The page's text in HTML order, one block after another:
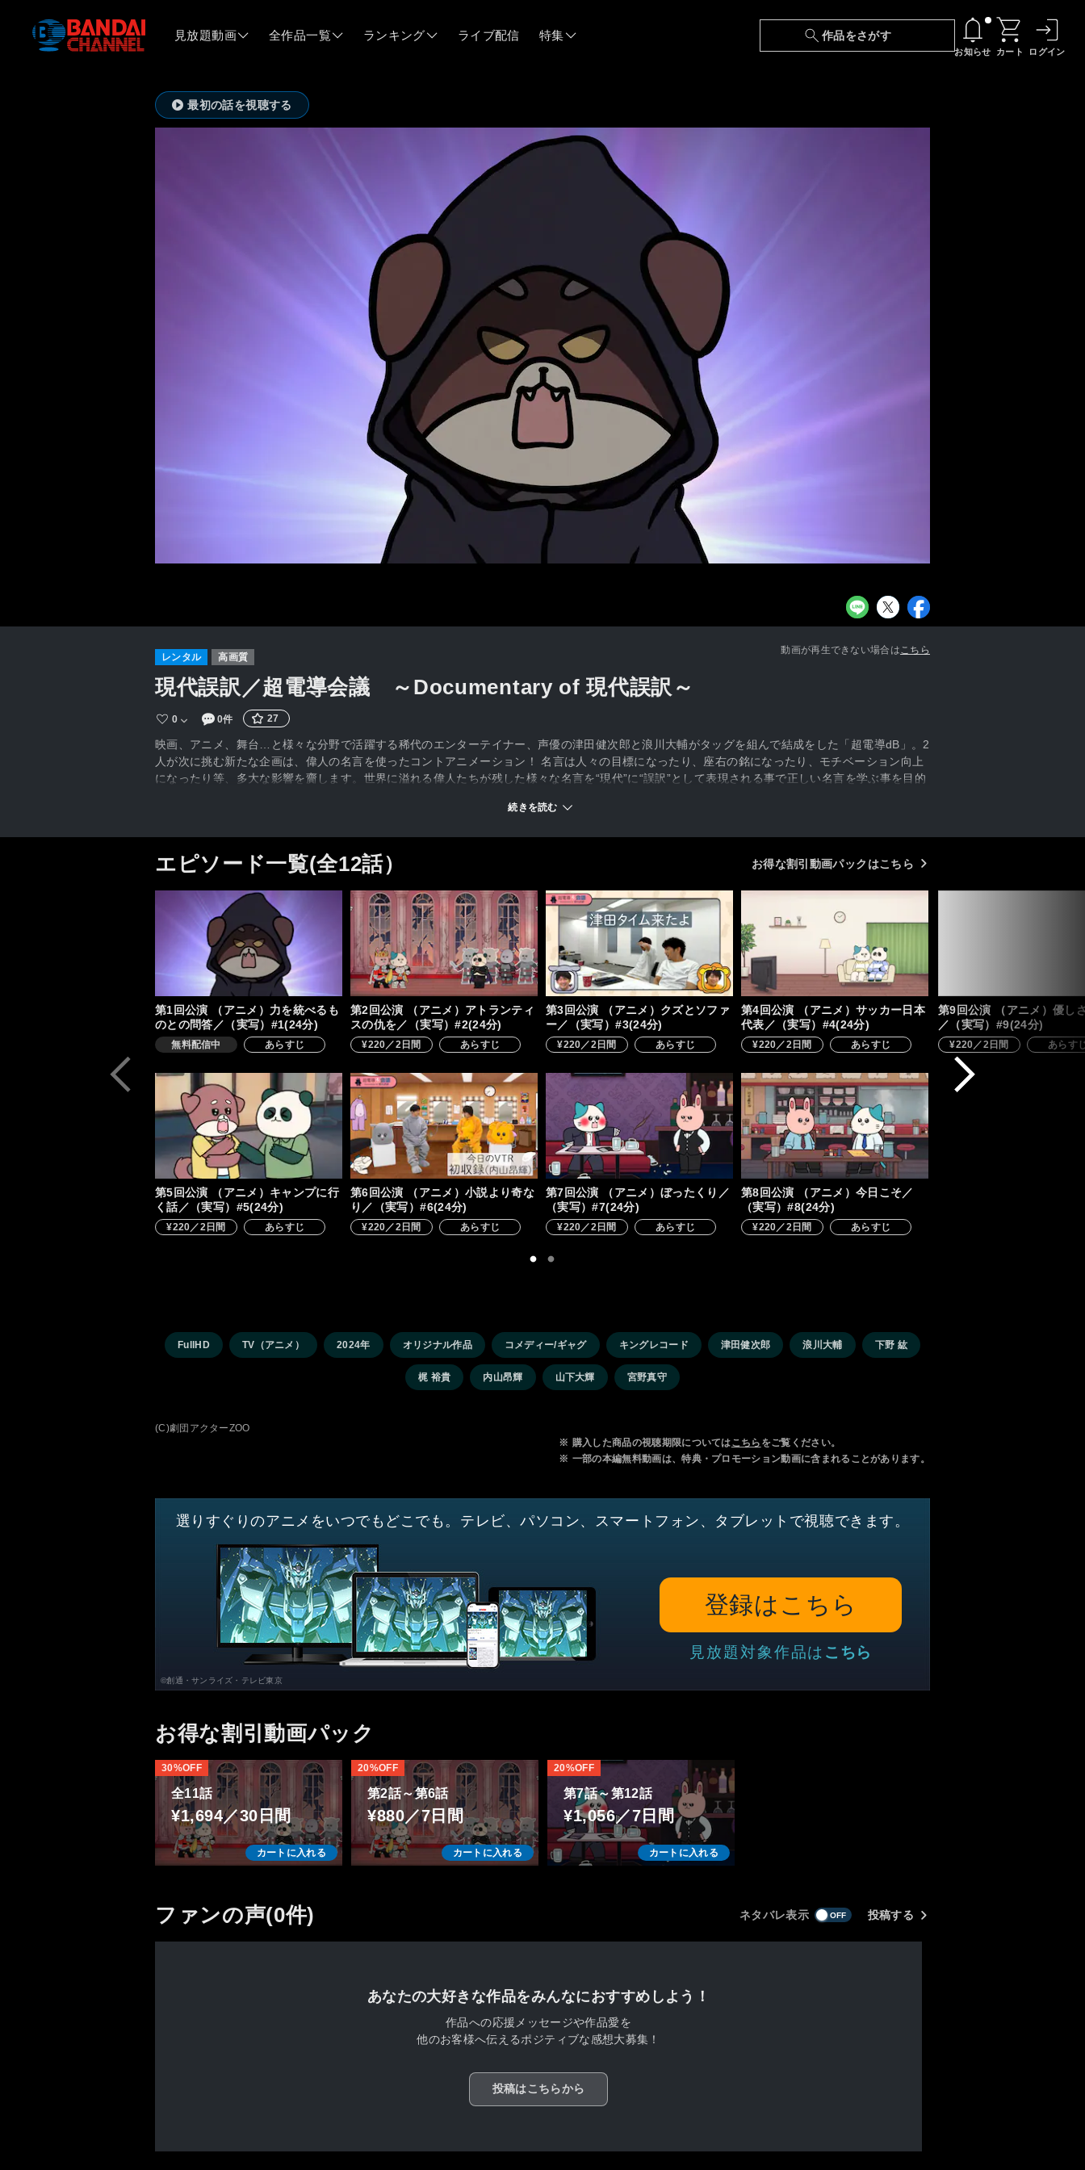
見放題動画 全作品一覧 ランキング ライブ配信 特集 作品をさがす
お知らせ
06/03
『最強の王様、二度目の人生は何をする？』第
05/21
05/14
らせ
04/28
【障害】Android TVにおける不具合に関しまし
て
カート ログイン
最初の話を視聴する
動画が再生できない場合はこちら
レンタル 高画質
現代誤訳／超電導会議 ～Documentary of 現代誤訳～
0 0件 27
映画、アニメ、舞台…と様々な分野で活躍する稀代のエンターテイナー、声優の津田健次郎と浪川大輔がタッグを組んで結成をした「超電導dB」。2
人が次に挑む新たな企画は、偉人の名言を使ったコントアニメーション！ 名言は人々の目標になったり、座右の銘になったり、モチベーション向上
になったり等、多大な影響を齎します。世界に溢れる偉人たちが残した様々な名言を“現代”に“誤訳”として表現される事で正しい名言を学ぶ事を目的
る実写ドキュメンタリーパート。“明日 、一歩成長出来そうな名言 ”に笑いとリアルを添えて、毎話どんな展開になるのか見逃せない！
続きを読む
エピソード一覧(全12話） お得な割引動画パックはこちら
第1回公演 （アニメ）力を統べるも
のとの問答／（実写）#1(24分)
無料配信中 あらすじ
第2回公演 （アニメ）アトランティ
スの仇を／（実写）#2(24分)
¥220／2日間 あらすじ
第3回公演 （アニメ）クズとソファ
ー／（実写）#3(24分)
¥220／2日間 あらすじ
第4回公演 （アニメ）サッカー日本
代表／（実写）#4(24分)
¥220／2日間 あらすじ
第5回公演 （アニメ）キャンプに行
く話／（実写）#5(24分)
¥220／2日間 あらすじ
第6回公演 （アニメ）小説より奇な
り／（実写）#6(24分)
¥220／2日間 あらすじ
第7回公演 （アニメ）ぼったくり／
（実写）#7(24分)
¥220／2日間 あらすじ
第8回公演 （アニメ）今日こそ／
（実写）#8(24分)
¥220／2日間 あらすじ
第9回公演 （アニメ）優し
／（実写）#9(24分)
¥220／2日間 あらす
FullHD TV（アニメ） 2024年 オリジナル作品 コメディー/ギャグ キングレコード 津田健次郎 浪川大輔 下野 紘
梶 裕貴 内山昂輝 山下大輝 宮野真守
(C)劇団アクターZOO
※ 購入した商品の視聴期限についてはこちら をご覧ください。
※ 一部の本編無料動画は、特典・プロモーション動画に含まれることがあります。
選りすぐりのアニメをいつでもどこでも。テレビ、パソコン、スマートフォン、タブレットで視聴できます。
登録はこちら
見放題対象作品は こちら
©創通・サンライズ・テレビ東京
お得な割引動画パック
全11話
¥1,694／30日間
カートに入れる
30%OFF
第2話～第6話
¥880／7日間
カートに入れる
20%OFF
第7話～第12話
¥1,056／7日間
カートに入れる
20%OFF
ファンの声(0件) ネタバレ表示 投稿する
あなたの大好きな作品をみんなにおすすめしよう！
作品への応援メッセージや作品愛を
他のお客様へ伝えるポジティブな感想大募集！
投稿はこちらから